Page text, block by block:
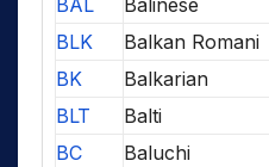
BAL
Balinese
BLK
Balkan Romani
BK
Balkarian
BLT
Balti
BC
Baluchi